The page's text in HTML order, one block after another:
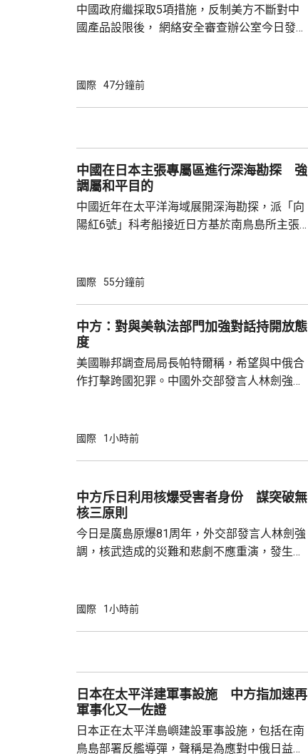
中國政府繼採取5項措施，反制美方不斷對中
國產品設限後， 網絡安全審查辦公室今日發公
公告指，為保障關鍵信息基礎設施安全穩定運
美國採取5項反制措施，包括加強無人機相關
兩用物項對出口管...
國際 47分鐘前
中國在日本主張專屬區進行深海勘探 強
調屬和平目的
中國近年在太平洋海域展開深海勘探，派「向
陽紅6號」科考船接近日方基於南鳥島所主張
林劍回應說，中方開展的海洋科研活動服務是
益。 至於中國航母「遼寧艦」去年6月進入太
平洋區域，林劍強調，中國一貫奉行防禦性國
防政策，中國軍艦在有關海域活動完全符...
國際 55分鐘前
中方：對與美執法部門加強對話持開放態
度
美國聯邦調查局局長帕特爾稱，希望與中俄合
作打擊跨國犯罪。中國外交部發言人林劍強
神，與美方開展執法領域合作。至於雙方是否
國際 1小時前
中方斥日利用核爆受害者身份 謀突破無
核三原則
今日是廣島原爆81周年，外交部發言人林劍強
調，核武造成的災難和悲劇不應重演，發生核
右翼勢力長期篡改歷史事實，政治利用「核爆
尋求美國強化對日本的核保護、圖謀突破「無
核三原則」，首相官邸高官甚至叫囂謀...
國際 1小時前
日本在太平洋建軍事設施 中方指加速再
軍事化又一佐證
日本正在太平洋島嶼建設軍事設施，包括在南
鳥島部署反艦導彈，聲稱是為應對中俄日益頻